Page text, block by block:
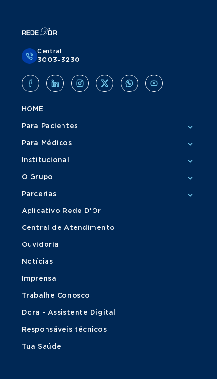
Central
3003-3230
HOME
Para Pacientes
Para Médicos
Institucional
O Grupo
Parcerias
Aplicativo Rede D'Or
Central de Atendimento
Ouvidoria
Notícias
Imprensa
Trabalhe Conosco
Dora - Assistente Digital
Responsáveis técnicos
Tua Saúde